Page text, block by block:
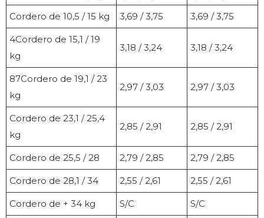
Cordero de 10,5 / 15 kg 3,69 / 3,75 3,69 / 3,75
4Cordero de 15,1 / 19
kg
3,18 / 3,24 3,18 / 3,24
87Cordero de 19,1 / 23
kg
2,97 / 3,03 2,97 / 3,03
Cordero de 23,1 / 25,4
kg
2,85 / 2,91 2,85 / 2,91
Cordero de 25,5 / 28 2,79 / 2,85 2,79 / 2,85
Cordero de 28,1 / 34 2,55 / 2,61 2,55 / 2,61
Cordero de + 34 kg S/C S/C